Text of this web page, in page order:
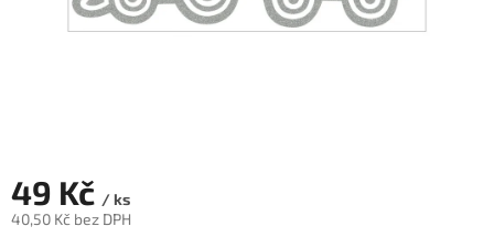
49 Kč / ks
40,50 Kč bez DPH